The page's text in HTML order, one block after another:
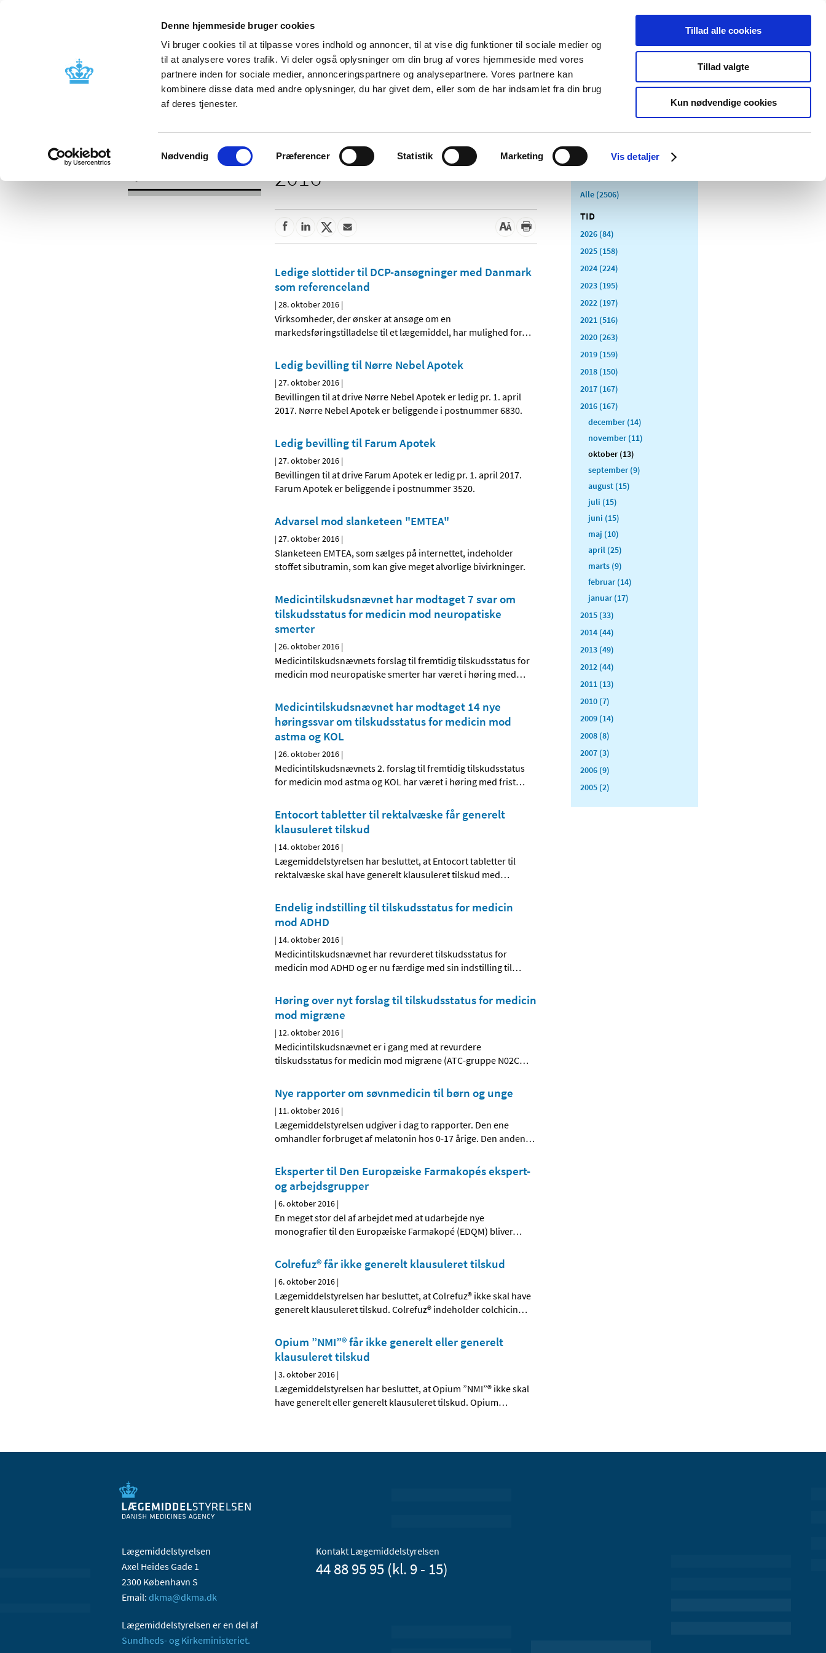
Denne hjemmeside bruger cookies
Vi bruger cookies til at tilpasse vores indhold og annoncer, til at vise dig funktioner til sociale medier og
til at analysere vores trafik. Vi deler også oplysninger om din brug af vores hjemmeside med vores
partnere inden for sociale medier, annonceringspartnere og analysepartnere. Vores partnere kan
kombinere disse data med andre oplysninger, du har givet dem, eller som de har indsamlet fra din brug
af deres tjenester.
Samtykkevalg
Nødvendig Præferencer Statistik Marketing Vis detaljer
Tillad alle cookies
Tillad valgte
Kun nødvendige cookies
Nyheder Om os Kontakt Udgivelser
Godkendelse og
Bivirkninger og
produktinformation
Tilskud og
Apoteker og salg af
Medicinsk
Særlige
produktområder
2016
Ledige slottider til DCP-ansøgninger med Danmark
som referenceland
|28. oktober 2016 |
Virksomheder, der ønsker at ansøge om en
markedsføringstilladelse til et lægemiddel, har mulighed for…
Ledig bevilling til Nørre Nebel Apotek
|27. oktober 2016 |
Bevillingen til at drive Nørre Nebel Apotek er ledig pr. 1. april
2017. Nørre Nebel Apotek er beliggende i postnummer 6830.
Ledig bevilling til Farum Apotek
|27. oktober 2016 |
Bevillingen til at drive Farum Apotek er ledig pr. 1. april 2017.
Farum Apotek er beliggende i postnummer 3520.
Advarsel mod slanketeen "EMTEA"
|27. oktober 2016 |
Slanketeen EMTEA, som sælges på internettet, indeholder
stoffet sibutramin, som kan give meget alvorlige bivirkninger.
Medicintilskudsnævnet har modtaget 7 svar om
tilskudsstatus for medicin mod neuropatiske
smerter
|26. oktober 2016 |
Medicintilskudsnævnets forslag til fremtidig tilskudsstatus for
medicin mod neuropatiske smerter har været i høring med…
Medicintilskudsnævnet har modtaget 14 nye
høringssvar om tilskudsstatus for medicin mod
astma og KOL
|26. oktober 2016 |
Medicintilskudsnævnets 2. forslag til fremtidig tilskudsstatus
for medicin mod astma og KOL har været i høring med frist…
Entocort tabletter til rektalvæske får generelt
klausuleret tilskud
| 14. oktober 2016 |
Lægemiddelstyrelsen har besluttet, at Entocort tabletter til
rektalvæske skal have generelt klausuleret tilskud med…
Endelig indstilling til tilskudsstatus for medicin
mod ADHD
| 14. oktober 2016 |
Medicintilskudsnævnet har revurderet tilskudsstatus for
medicin mod ADHD og er nu færdige med sin indstilling til…
Høring over nyt forslag til tilskudsstatus for medicin
mod migræne
| 12. oktober 2016 |
Medicintilskudsnævnet er i gang med at revurdere
tilskudsstatus for medicin mod migræne (ATC-gruppe N02C…
Nye rapporter om søvnmedicin til børn og unge
| 11. oktober 2016 |
Lægemiddelstyrelsen udgiver i dag to rapporter. Den ene
omhandler forbruget af melatonin hos 0-17 årige. Den anden…
Eksperter til Den Europæiske Farmakopés ekspert-
og arbejdsgrupper
|6. oktober 2016 |
En meget stor del af arbejdet med at udarbejde nye
monografier til den Europæiske Farmakopé (EDQM) bliver…
Colrefuz® får ikke generelt klausuleret tilskud
|6. oktober 2016 |
Lægemiddelstyrelsen har besluttet, at Colrefuz® ikke skal have
generelt klausuleret tilskud. Colrefuz® indeholder colchicin…
Opium ”NMI”® får ikke generelt eller generelt
klausuleret tilskud
|3. oktober 2016 |
Lægemiddelstyrelsen har besluttet, at Opium ”NMI”® ikke skal
have generelt eller generelt klausuleret tilskud. Opium…
Alle (2506)
TID
2026 (84)
2025 (158)
2024 (224)
2023 (195)
2022 (197)
2021 (516)
2020 (263)
2019 (159)
2018 (150)
2017 (167)
2016 (167)
december (14)
november (11)
oktober (13)
september (9)
august (15)
juli (15)
juni (15)
maj (10)
april (25)
marts (9)
februar (14)
januar (17)
2015 (33)
2014 (44)
2013 (49)
2012 (44)
2011 (13)
2010 (7)
2009 (14)
2008 (8)
2007 (3)
2006 (9)
2005 (2)
Lægemiddelstyrelsen
Axel Heides Gade 1
2300 København S
Email: dkma@dkma.dk
Lægemiddelstyrelsen er en del af
Sundheds- og Kirkeministeriet.
Kontakt Lægemiddelstyrelsen
44 88 95 95 (kl. 9 - 15)